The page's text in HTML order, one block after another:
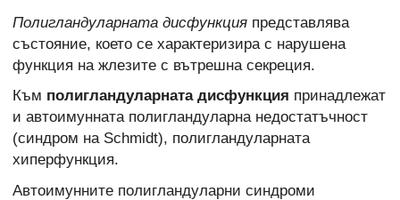
Полигландуларната дисфункция представлява
състояние, което се характеризира с нарушена
функция на жлезите с вътрешна секреция.
Към полигландуларната дисфункция принадлежат
и автоимуннaта полигландуларна недостатъчност
(синдром на Schmidt), полигландуларната
хиперфункция.
Автоимунните полигландуларни синдроми